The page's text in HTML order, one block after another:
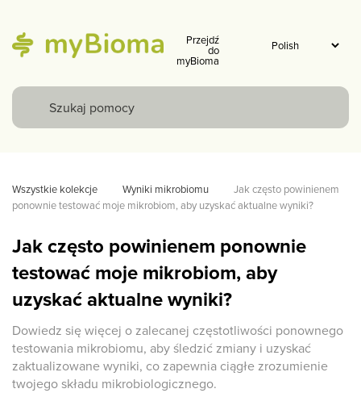
Przejdź
do
myBioma
Wszystkie kolekcje Wyniki mikrobiomu
Jak często powinienem
ponownie testować moje mikrobiom, aby uzyskać aktualne wyniki?
Jak często powinienem ponownie
testować moje mikrobiom, aby
uzyskać aktualne wyniki?
Dowiedz się więcej o zalecanej częstotliwości ponownego
testowania mikrobiomu, aby śledzić zmiany i uzyskać
zaktualizowane wyniki, co zapewnia ciągłe zrozumienie
twojego składu mikrobiologicznego.